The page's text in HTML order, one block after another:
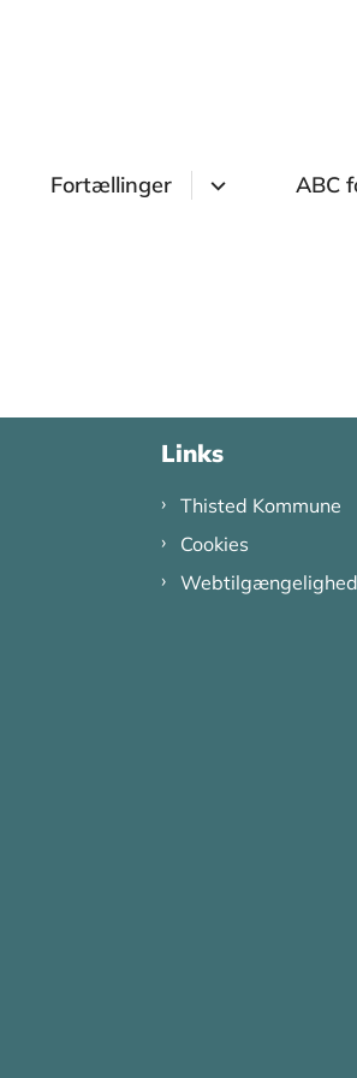
Fortællinger ABC
Links
Thisted Kommune
Cookies
Webtilgængelighed